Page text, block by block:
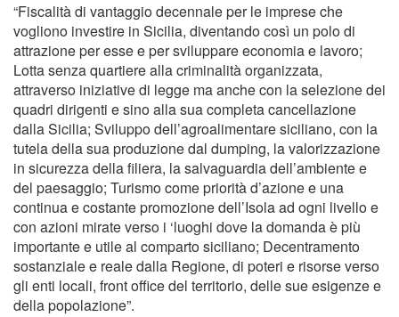
“Fiscalità di vantaggio decennale per le imprese che
vogliono investire in Sicilia, diventando così un polo di
attrazione per esse e per sviluppare economia e lavoro;
Lotta senza quartiere alla criminalità organizzata,
attraverso iniziative di legge ma anche con la selezione dei
quadri dirigenti e sino alla sua completa cancellazione
dalla Sicilia; Sviluppo dell’agroalimentare siciliano, con la
tutela della sua produzione dal dumping, la valorizzazione
in sicurezza della filiera, la salvaguardia dell’ambiente e
del paesaggio; Turismo come priorità d’azione e una
continua e costante promozione dell’Isola ad ogni livello e
con azioni mirate verso i ‘luoghi dove la domanda è più
importante e utile al comparto siciliano; Decentramento
sostanziale e reale dalla Regione, di poteri e risorse verso
gli enti locali, front office del territorio, delle sue esigenze e
della popolazione”.